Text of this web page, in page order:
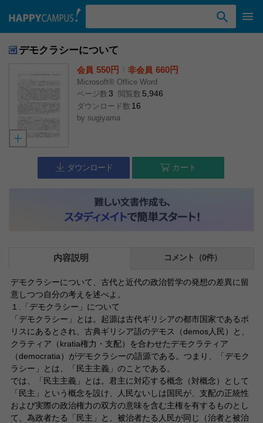
デモクラシーについて
会員 550円 非会員 660円
Microsoft® Office Word
ページ数 3 閲覧数 5,946
ダウンロード数 16
by sugiyama
ダウンロード カート
内容説明 コメント（0件）
デモクラシーについて、古代と近代の政治哲学の発想の差異に留
意しつつ自分の考えを述べよ。
１.「デモクラシー」について
「デモクラシー」とは。起源は古代ギリシアの都市国家であるポ
リスにあるとされ、古典ギリシア語のデモス（demos人民）と、
クラティア（kratia権力・支配）を合わせたデモクラティア
（democratia）がデモクラシーの語源である。つまり、「デモク
ラシー」とは、「民主主義」のことである。
では、「民主主義」とは。君主に対応する概念（対概念）として
「民主」という概念を設け、人民ないしは国民が、支配の正統性
および実際の政治権力の双方の意味を含む主権を有するものとし
て、為政者たる「民主」と、被治者たる人民が同じ（治者と被治